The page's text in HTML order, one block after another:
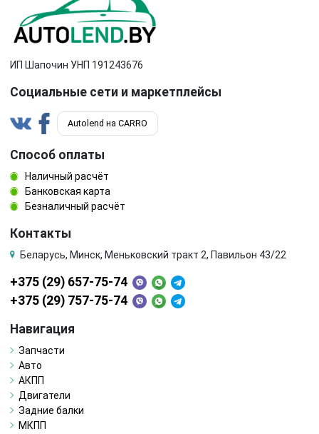
ИП Шапочин УНП 191243676
Социальные сети и маркетплейсы
Autolend на CARRO
Способ оплаты
Наличный расчёт
Банковская карта
Безналичный расчёт
Контакты
Беларусь, Минск, Меньковский тракт 2, Павильон 43/22
+375 (29) 657-75-74
+375 (29) 757-75-74
Навигация
Запчасти
Авто
АКПП
Двигатели
Задние балки
МКПП